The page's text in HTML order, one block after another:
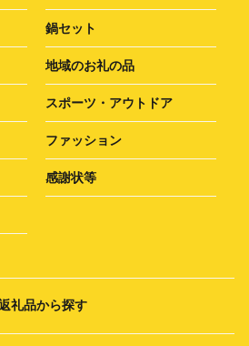
鍋セット
地域のお礼の品
スポーツ・アウトドア
ファッション
感謝状等
礼品から探す